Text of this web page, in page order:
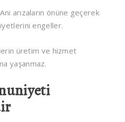
Ani arızaların önüne geçerek
engeller.
üretim ve hizmet
yaşanmaz.